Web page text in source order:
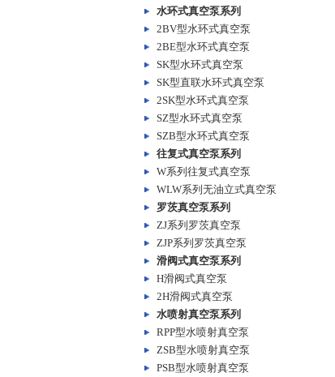
水环式真空泵系列
2BV型水环式真空泵
2BE型水环式真空泵
SK型水环式真空泵
SK型直联水环式真空泵
2SK型水环式真空泵
SZ型水环式真空泵
SZB型水环式真空泵
往复式真空泵系列
W系列往复式真空泵
WLW系列无油立式真空泵
罗茨真空泵系列
ZJ系列罗茨真空泵
ZJP系列罗茨真空泵
滑阀式真空泵系列
H滑阀式真空泵
2H滑阀式真空泵
水喷射真空泵系列
RPP型水喷射真空泵
ZSB型水喷射真空泵
PSB型水喷射真空泵